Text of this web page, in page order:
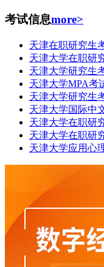
考试信息more>
天津在职研究生
天津大学在职研
天津大学研究生
天津大学MPA考
天津大学研究生
天津大学国际中
天津大学在职研
天津大学在职研
天津大学应用心